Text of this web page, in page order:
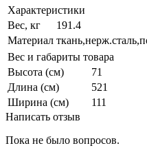
Характеристики
Вес, кг
191.4
Материал
Вес и габариты товара
Высота (см)
71
Длина (см)
521
Ширина (см)
111
Написать отзыв
Пока не было вопросов.